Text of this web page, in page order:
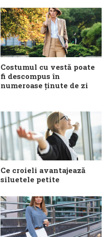
Costumul cu vestă poate
fi descompus în
numeroase ținute de zi
Ce croieli avantajează
siluetele petite